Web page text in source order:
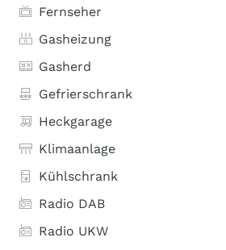
Fernseher
Gasheizung
Gasherd
Gefrierschrank
Heckgarage
Klimaanlage
Kühlschrank
Radio DAB
Radio UKW